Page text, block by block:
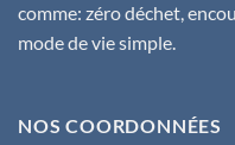
comme: zéro déchet,
mode de vie simple.
NOS COORDONNÉES